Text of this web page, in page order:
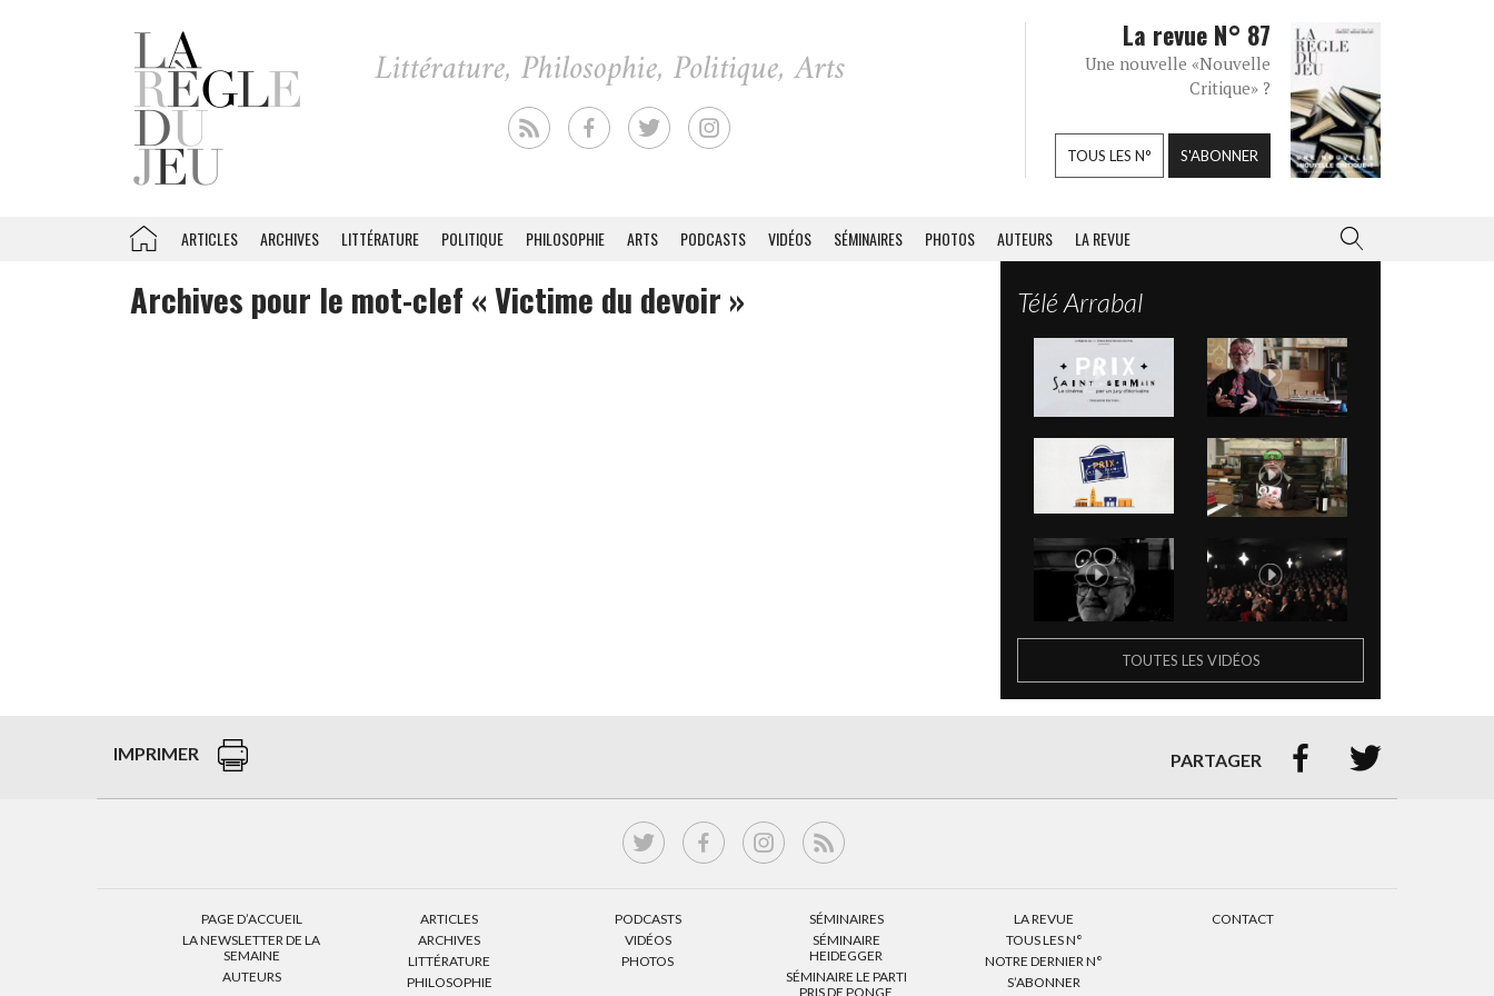
La revue N° 87
Une nouvelle «Nouvelle
Critique» ?
TOUS LES N° S'ABONNER
ARTICLES ARCHIVES LITTÉRATURE POLITIQUE PHILOSOPHIE ARTS PODCASTS VIDÉOS SÉMINAIRES PHOTOS AUTEURS LA REVUE
Archives pour le mot-clef « Victime du devoir » Télé Arrabal
TOUTES LES VIDÉOS
IMPRIMER PARTAGER  
PAGE D’ACCUEIL
LA NEWSLETTER DE LA
SEMAINE
AUTEURS
ARTICLES
ARCHIVES
LITTÉRATURE
PHILOSOPHIE
PODCASTS
VIDÉOS
PHOTOS
SÉMINAIRES
SÉMINAIRE
HEIDEGGER
SÉMINAIRE LE PARTI
PRIS DE PONGE
LA REVUE
TOUS LES N°
NOTRE DERNIER N°
S’ABONNER
CONTACT